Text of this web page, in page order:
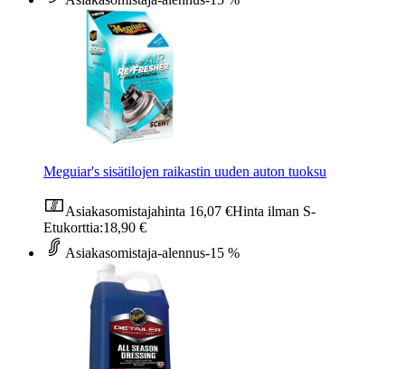
Meguiar's sisätilojen raikastin uuden auton tuoksu
Asiakasomistajahinta 16,07 €Hinta ilman S-
Etukorttia:18,90 €
Asiakasomistaja-alennus-15 %